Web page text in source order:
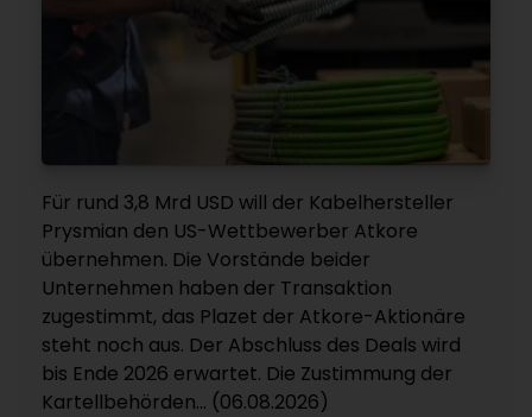
Für rund 3,8 Mrd USD will der Kabelhersteller
Prysmian den US-Wettbewerber Atkore
übernehmen. Die Vorstände beider
Unternehmen haben der Transaktion
zugestimmt, das Plazet der Atkore-Aktionäre
steht noch aus. Der Abschluss des Deals wird
bis Ende 2026 erwartet. Die Zustimmung der
Kartellbehörden... (06.08.2026)